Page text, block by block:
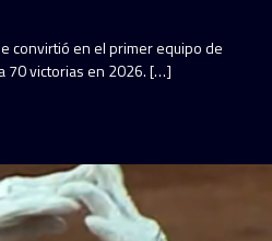
convirtió en el primer equipo de
70 victorias en 2026. […]